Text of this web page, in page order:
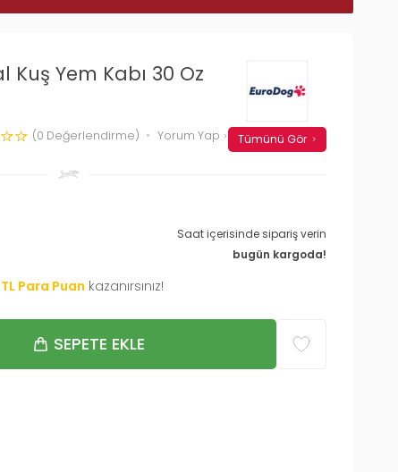
Kuş Yem Kabı 30 Oz
(0 Değerlendirme) Yorum Yap Tümünü Gör
Saat içerisinde sipariş verin
bugün kargoda!
TL Para Puan kazanırsınız!
SEPETE EKLE